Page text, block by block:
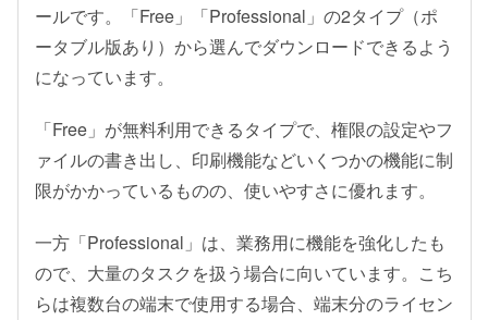
ールです。「Free」「Professional」の2タイプ（ポ
ータブル版あり）から選んでダウンロードできるよう
になっています。
「Free」が無料利用できるタイプで、権限の設定やフ
ァイルの書き出し、印刷機能などいくつかの機能に制
限がかかっているものの、使いやすさに優れます。
一方「Professional」は、業務用に機能を強化したも
ので、大量のタスクを扱う場合に向いています。こち
らは複数台の端末で使用する場合、端末分のライセン